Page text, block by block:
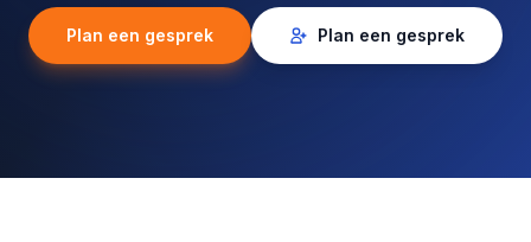
Plan een gesprek Plan een gesprek